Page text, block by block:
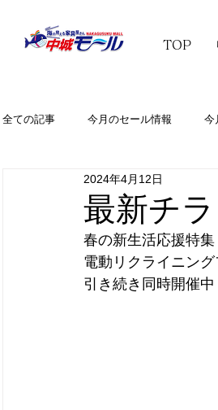
TOP
全ての記事 今月のセール情報 今
最新チ
2024年4月12日
春の新生活応援特集
電動リクライニン
引き続き同時開催中